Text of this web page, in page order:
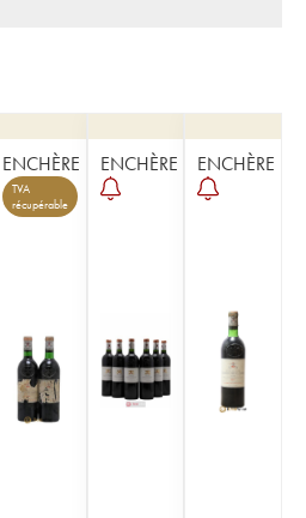
ENCHÈRE
TVA
récupérable
ENCHÈRE ENCHÈRE